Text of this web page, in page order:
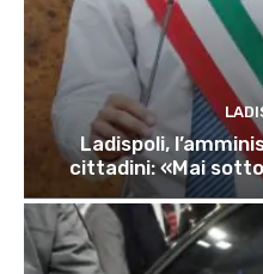
Ladispoli,
cittadini: «Mai